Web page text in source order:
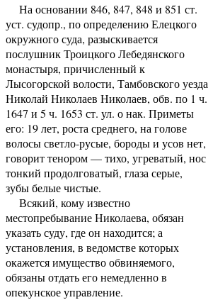
На основании 846, 847, 848 и 851 ст.
уст. судопр., по определению Елецкого
окружного суда, разыскивается
послушник Троицкого Лебедянского
монастыря, причисленный к
Лысогорской волости, Тамбовского уезда
Николай Николаев Николаев, обв. по 1 ч.
1647 и 5 ч. 1653 ст. ул. о нак. Приметы
его: 19 лет, роста среднего, на голове
волосы светло-русые, бороды и усов нет,
говорит тенором — тихо, угреватый, нос
тонкий продолговатый, глаза серые,
зубы белые чистые.
Всякий, кому известно
местопребывание Николаева, обязан
указать суду, где он находится; а
установления, в ведомстве которых
окажется имущество обвиняемого,
обязаны отдать его немедленно в
опекунское управление.